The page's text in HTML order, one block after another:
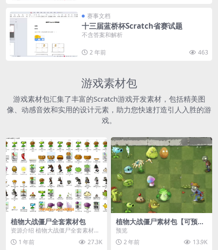
赛事文档
十三届蓝桥杯Scratch省赛试题
不含答案和解析
2 年前 463
游戏素材包
游戏素材包汇集了丰富的Scratch游戏开发素材，包括精美图
像、动感音效和实用的设计元素，助力您快速打造引人入胜的游
戏。
植物大战僵尸全套素材包
资源介绍 植物大战僵尸全套素材
包，包含227个丰富多样的素材，
涵盖角色、背景、动...
1 年前 27.3K
植物大战僵尸素材包【可预
览】
预览
2 年前
13.9K